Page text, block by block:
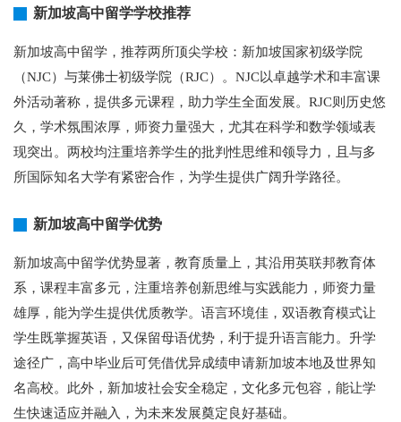
新加坡高中留学学校推荐
新加坡高中留学，推荐两所顶尖学校：新加坡国家初级学院
（NJC）与莱佛士初级学院（RJC）。NJC以卓越学术和丰富课
外活动著称，提供多元课程，助力学生全面发展。RJC则历史悠
久，学术氛围浓厚，师资力量强大，尤其在科学和数学领域表
现突出。两校均注重培养学生的批判性思维和领导力，且与多
所国际知名大学有紧密合作，为学生提供广阔升学路径。
新加坡高中留学优势
新加坡高中留学优势显著，教育质量上，其沿用英联邦教育体
系，课程丰富多元，注重培养创新思维与实践能力，师资力量
雄厚，能为学生提供优质教学。语言环境佳，双语教育模式让
学生既掌握英语，又保留母语优势，利于提升语言能力。升学
途径广，高中毕业后可凭借优异成绩申请新加坡本地及世界知
名高校。此外，新加坡社会安全稳定，文化多元包容，能让学
生快速适应并融入，为未来发展奠定良好基础。